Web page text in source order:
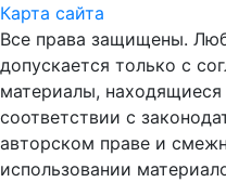
Карта сайта
Все права защищены.
допускается только с
материалы,
соответствии с
авторском праве и
использовании